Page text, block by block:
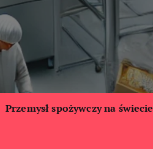
Przemysł spożywczy na świecie